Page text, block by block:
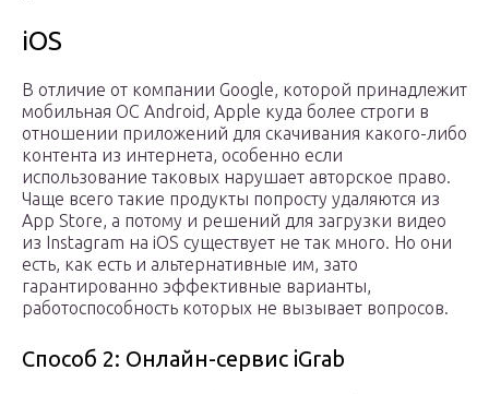
iOS
В отличие от компании Google, которой принадлежит
мобильная ОС Android, Apple куда более строги в
отношении приложений для скачивания какого-либо
контента из интернета, особенно если
использование таковых нарушает авторское право.
Чаще всего такие продукты попросту удаляются из
App Store, а потому и решений для загрузки видео
из Instagram на iOS существует не так много. Но они
есть, как есть и альтернативные им, зато
гарантированно эффективные варианты,
работоспособность которых не вызывает вопросов.
Способ 2: Онлайн-сервис iGrab